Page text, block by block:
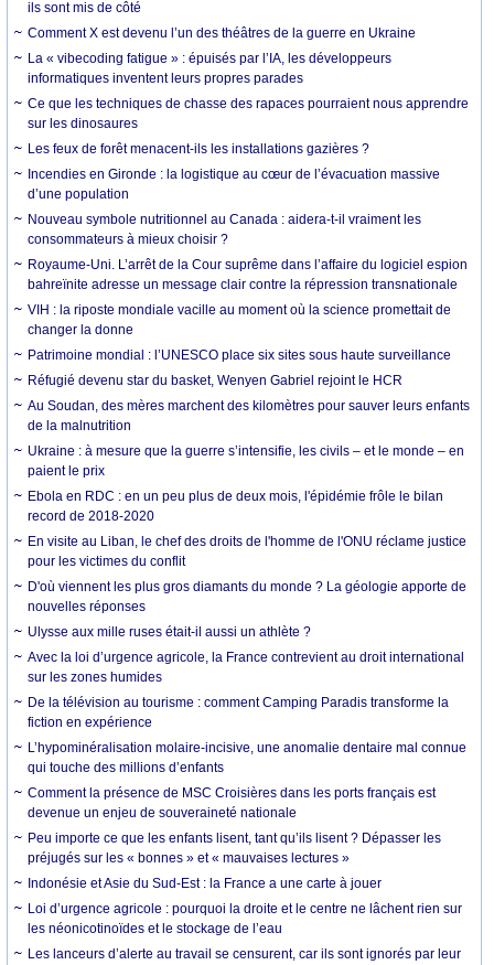
ils sont mis de côté
Comment X est devenu l’un des théâtres de la guerre en Ukraine
La « vibecoding fatigue » : épuisés par l’IA, les développeurs
informatiques inventent leurs propres parades
Ce que les techniques de chasse des rapaces pourraient nous apprendre
sur les dinosaures
Les feux de forêt menacent-ils les installations gazières ?
Incendies en Gironde : la logistique au cœur de l’évacuation massive
d’une population
Nouveau symbole nutritionnel au Canada : aidera-t-il vraiment les
consommateurs à mieux choisir ?
Royaume-Uni. L’arrêt de la Cour suprême dans l’affaire du logiciel espion
bahreïnite adresse un message clair contre la répression transnationale
VIH : la riposte mondiale vacille au moment où la science promettait de
changer la donne
Patrimoine mondial : l’UNESCO place six sites sous haute surveillance
Réfugié devenu star du basket, Wenyen Gabriel rejoint le HCR
Au Soudan, des mères marchent des kilomètres pour sauver leurs enfants
de la malnutrition
Ukraine : à mesure que la guerre s’intensifie, les civils – et le monde – en
paient le prix
Ebola en RDC : en un peu plus de deux mois, l'épidémie frôle le bilan
record de 2018-2020
En visite au Liban, le chef des droits de l'homme de l'ONU réclame justice
pour les victimes du conflit
D'où viennent les plus gros diamants du monde ? La géologie apporte de
nouvelles réponses
Ulysse aux mille ruses était-il aussi un athlète ?
Avec la loi d’urgence agricole, la France contrevient au droit international
sur les zones humides
De la télévision au tourisme : comment Camping Paradis transforme la
fiction en expérience
L’hypominéralisation molaire-incisive, une anomalie dentaire mal connue
qui touche des millions d’enfants
Comment la présence de MSC Croisières dans les ports français est
devenue un enjeu de souveraineté nationale
Peu importe ce que les enfants lisent, tant qu’ils lisent ? Dépasser les
préjugés sur les « bonnes » et « mauvaises lectures »
Indonésie et Asie du Sud-Est : la France a une carte à jouer
Loi d’urgence agricole : pourquoi la droite et le centre ne lâchent rien sur
les néonicotinoïdes et le stockage de l’eau
Les lanceurs d’alerte au travail se censurent, car ils sont ignorés par leur